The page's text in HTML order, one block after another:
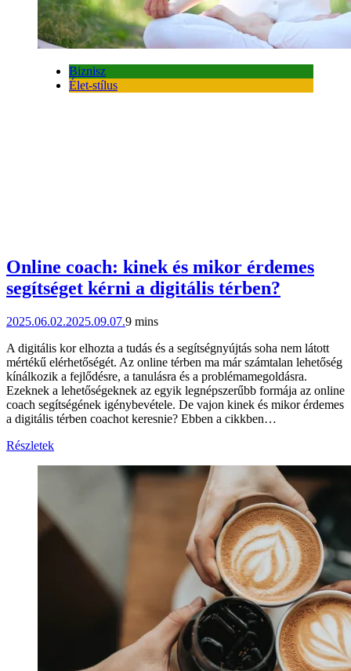
Biznisz
Élet-stílus
Online coach: kinek és mikor érdemes
segítséget kérni a digitális térben?
2025.06.02.2025.09.07.9 mins
A digitális kor elhozta a tudás és a segítségnyújtás soha nem látott
mértékű elérhetőségét. Az online térben ma már számtalan lehetőség
kínálkozik a fejlődésre, a tanulásra és a problémamegoldásra.
Ezeknek a lehetőségeknek az egyik legnépszerűbb formája az online
coach segítségének igénybevétele. De vajon kinek és mikor érdemes
a digitális térben coachot keresnie? Ebben a cikkben…
Részletek